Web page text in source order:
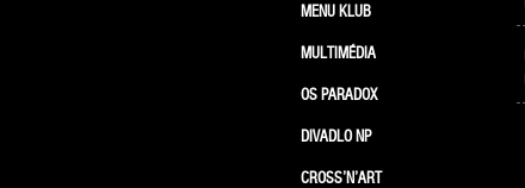
MENU KLUB
MULTIMÉDIA
OS PARADOX
DIVADLO NP
CROSS’N’ART